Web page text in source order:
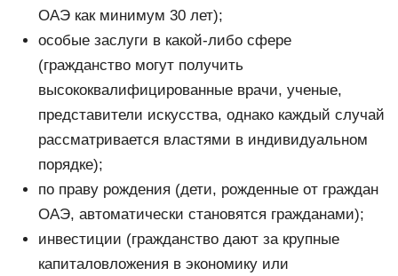
ОАЭ как минимум 30 лет);
особые заслуги в какой-либо сфере
(гражданство могут получить
высококвалифицированные врачи, ученые,
представители искусства, однако каждый случай
рассматривается властями в индивидуальном
порядке);
по праву рождения (дети, рожденные от граждан
ОАЭ, автоматически становятся гражданами);
инвестиции (гражданство дают за крупные
капиталовложения в экономику или